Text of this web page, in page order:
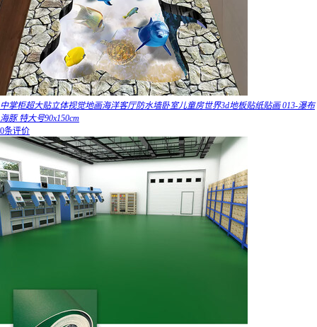
中掌柜超大贴立体视觉地画海洋客厅防水墙卧室儿童房世界3d地板贴纸贴画 013-瀑布
海豚 特大号90x150cm
0条评价